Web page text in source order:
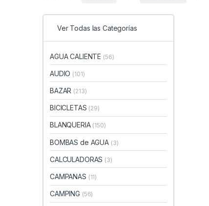
Ver Todas las Categorías
AGUA CALIENTE (56)
AUDIO (101)
BAZAR (213)
BICICLETAS (29)
BLANQUERIA (150)
BOMBAS de AGUA (3)
CALCULADORAS (3)
CAMPANAS (11)
CAMPING (56)